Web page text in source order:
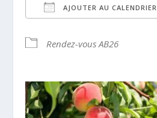
AJOUTER AU CALENDRIER
Rendez-vous AB26